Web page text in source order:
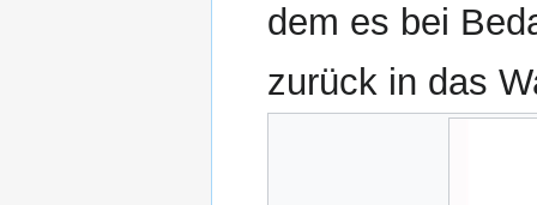
dem es bei
zurück in das